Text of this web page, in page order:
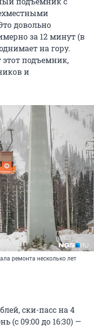
довольно
за 12 минут (в
на гору.
этот подъемник,
и
ремонта несколько лет
ски-пасс на 4
(с 09:00 до 16:30) —